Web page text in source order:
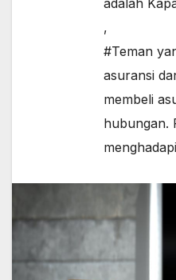
adalah
,
#Teman
asuransi
membeli
hubungan.